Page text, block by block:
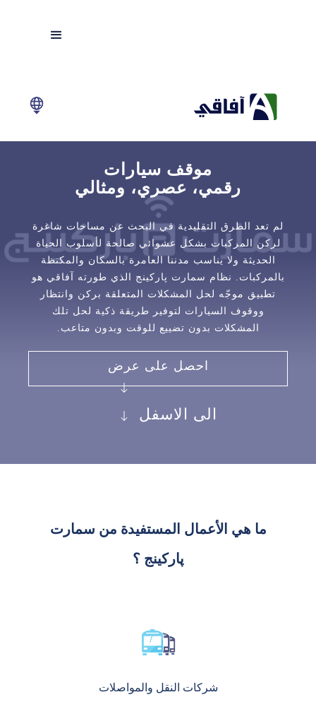
موقف سيارات
رقمي، عصري، ومثالي
لم تعد الطرق التقليدية في البحث عن مساحات شاغرة
لركن المركبات بشكل عشوائي صالحة لأسلوب الحياة
الحديثة ولا يناسب مدننا العامرة بالسكان والمكتظة
بالمركبات. نظام سمارت پاركينج الذي طورته آفاقي هو
تطبيق موجّه لحل المشكلات المتعلقة بركن وانتظار
ووقوف السيارات لتوفير طريقة ذكية لحل تلك
المشكلات بدون تضييع للوقت وبدون متاعب.
احصل على عرض
الى الاسفل
ما هي الأعمال المستفيدة من سمارت
پاركينج ؟
شركات النقل والمواصلات